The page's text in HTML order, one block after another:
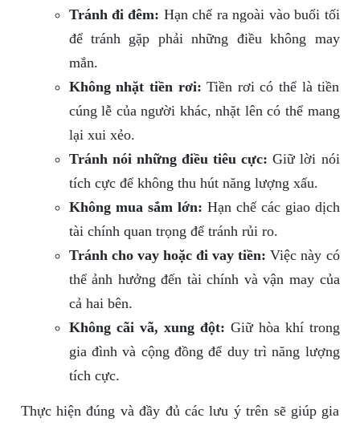
Tránh đi đêm: Hạn chế ra ngoài vào buổi tối
để tránh gặp phải những điều không may
mắn.
Không nhặt tiền rơi: Tiền rơi có thể là tiền
cúng lễ của người khác, nhặt lên có thể mang
lại xui xẻo.
Tránh nói những điều tiêu cực: Giữ lời nói
tích cực để không thu hút năng lượng xấu.
Không mua sắm lớn: Hạn chế các giao dịch
tài chính quan trọng để tránh rủi ro.
Tránh cho vay hoặc đi vay tiền: Việc này có
thể ảnh hưởng đến tài chính và vận may của
cả hai bên.
Không cãi vã, xung đột: Giữ hòa khí trong
gia đình và cộng đồng để duy trì năng lượng
tích cực.
Thực hiện đúng và đầy đủ các lưu ý trên sẽ giúp gia